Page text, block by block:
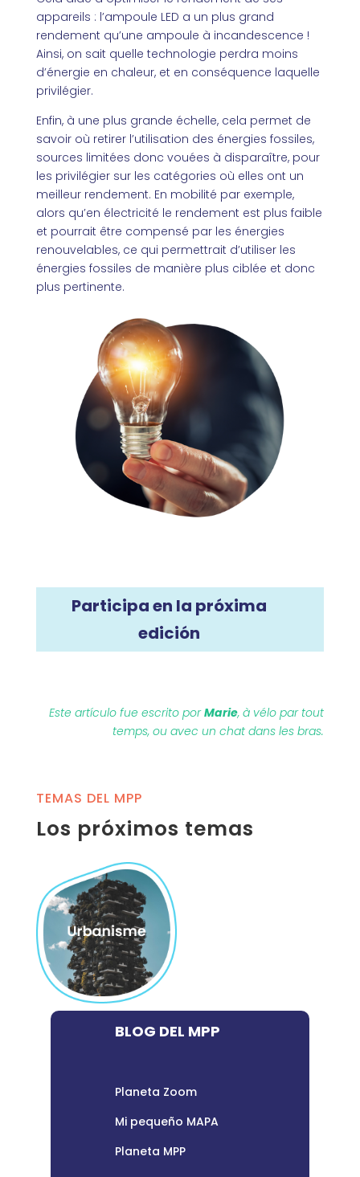
appareils : l’ampoule LED a un plus grand
rendement qu’une ampoule à incandescence !
Ainsi, on sait quelle technologie perdra moins
d’énergie en chaleur, et en conséquence laquelle
privilégier.
Enfin, à une plus grande échelle, cela permet de
savoir où retirer l’utilisation des énergies fossiles,
sources limitées donc vouées à disparaître, pour
les privilégier sur les catégories où elles ont un
meilleur rendement. En mobilité par exemple,
alors qu’en électricité le rendement est plus faible
et pourrait être compensé par les énergies
renouvelables, ce qui permettrait d’utiliser les
énergies fossiles de manière plus ciblée et donc
plus pertinente.
Participa en la próxima
edición
Este artículo fue escrito porMarie, à vélo par tout
temps, ou avec un chat dans les bras.
TEMAS DEL MPP
Los próximos temas
BLOG DEL MPP
Planeta Zoom
Mi pequeño MAPA
Planeta MPP